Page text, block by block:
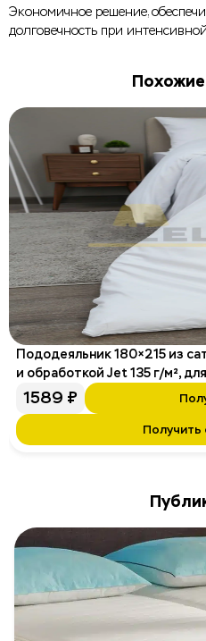
Экономичное решение,
долговечность при
Пододеяльник 180×215 из
и обработкой Jet 135 г/м²,
1589 ₽
Получить